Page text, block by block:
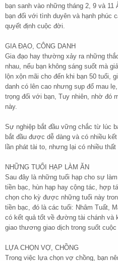
bạn sanh vào những tháng 2, 9 và
bạn đối với tình duyên và hạnh phúc
quyết định cuộc đời.
GIA ĐẠO, CÔNG DANH
Gia đạo hay thường xảy ra những
nhau, nếu bạn không sáng suốt mà
lộn xộn mãi cho đến khi bạn 50 tuổi,
danh có lên cao nhưng sụp đổ mau
trọng đối với bạn, Tuy nhiên, nhờ đó
này.
Sự nghiệp bắt đầu vững chắc từ lúc
bắt đầu được dễ dàng và có nhiều
lần phát tài to, nhưng lại có nhiều
NHỮNG TUỔI HẠP LÀM ĂN
Sau đây là những tuổi hạp cho sự
tiền bạc, hùn hạp hay cộng tác, hợp
chọn cho kỳ được những tuổi này
tiền bạc, đó là các tuổi: Nhâm Tuất,
có kết quả tốt về đường tài chánh và
giao thương giao dịch trong suốt cuộc
LỰA CHỌN VỢ, CHỒNG
Trong việc lựa chọn vợ chồng, bạn